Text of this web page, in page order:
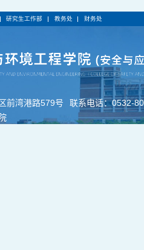
研究生工作部 教务处 财务处
前湾港路579号
联系电话：0532-